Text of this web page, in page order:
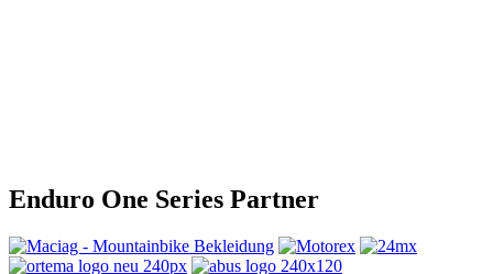
Enduro One Series Partner